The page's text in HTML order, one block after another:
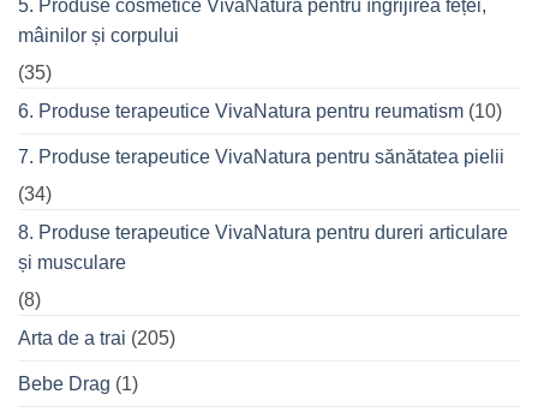
5. Produse cosmetice VivaNatura pentru îngrijirea feței,
mâinilor și corpului
(35)
6. Produse terapeutice VivaNatura pentru reumatism (10)
7. Produse terapeutice VivaNatura pentru sănătatea pielii
(34)
8. Produse terapeutice VivaNatura pentru dureri articulare
și musculare
(8)
Arta de a trai (205)
Bebe Drag (1)